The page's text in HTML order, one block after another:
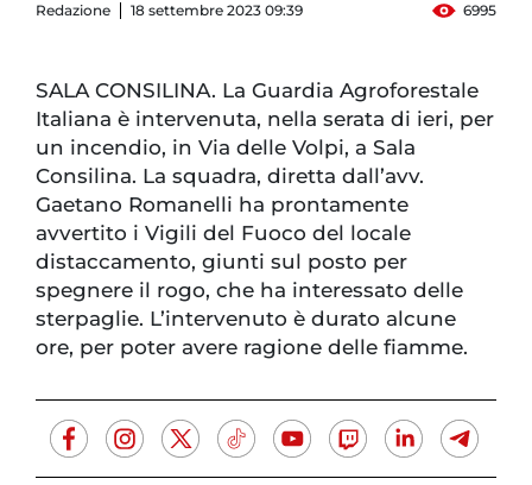
Redazione 18 settembre 2023 09:39 6995
SALA CONSILINA. La Guardia Agroforestale
Italiana è intervenuta, nella serata di ieri, per
un incendio, in Via delle Volpi, a Sala
Consilina. La squadra, diretta dall’avv.
Gaetano Romanelli ha prontamente
avvertito i Vigili del Fuoco del locale
distaccamento, giunti sul posto per
spegnere il rogo, che ha interessato delle
sterpaglie. L’intervenuto è durato alcune
ore, per poter avere ragione delle fiamme.